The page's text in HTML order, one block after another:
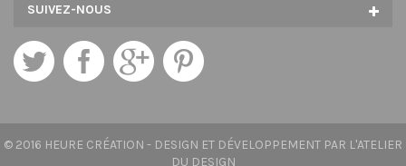
SUIVEZ-NOUS
© 2016 HEURE CRÉATION - DESIGN ET DÉVELOPPEMENT PAR L'ATELIER
DU DESIGN